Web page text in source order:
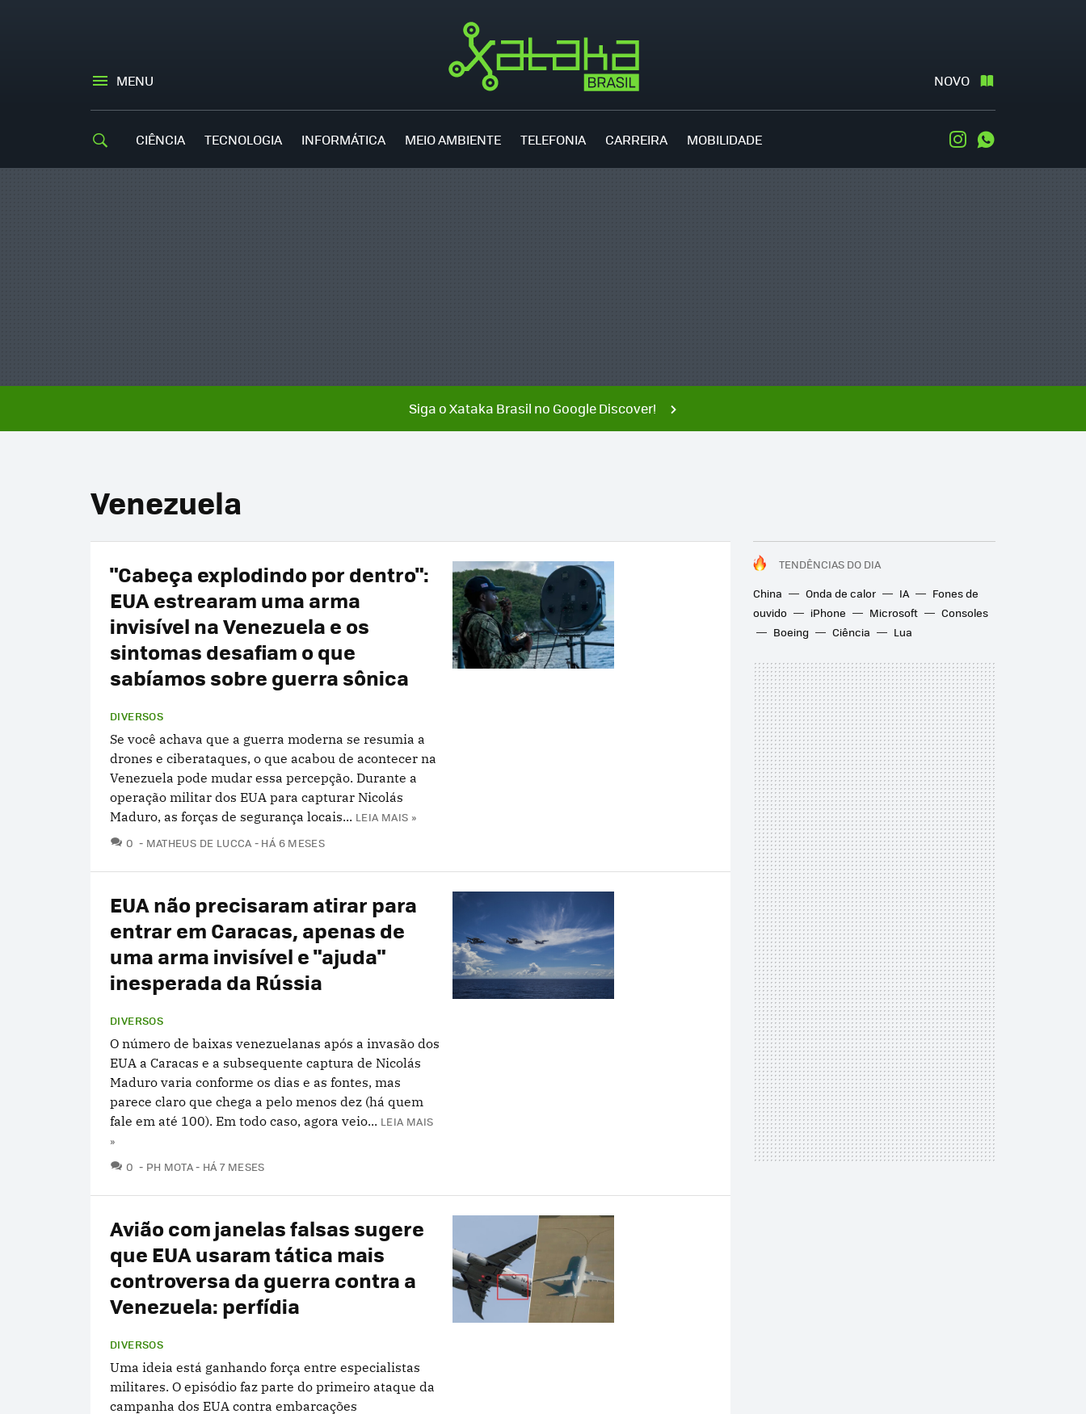
MENU NOVO
CIÊNCIA TECNOLOGIA INFORMÁTICA MEIO AMBIENTE TELEFONIA CARREIRA MOBILIDADE Instagram
Siga o Xataka Brasil no Google Discover!
Venezuela
TENDÊNCIAS DO DIA
China
Onda de calor IA
Fones de
ouvido
iPhone Microsoft
Consoles
Boeing
Ciência Lua
"Cabeça explodindo por dentro":
EUA estrearam uma arma
invisível na Venezuela e os
sintomas desafiam o que
sabíamos sobre guerra sônica
DIVERSOS
Se você achava que a guerra moderna se resumia a
drones e ciberataques, o que acabou de acontecer na
Venezuela pode mudar essa percepção. Durante a
operação militar dos EUA para capturar Nicolás
Maduro, as forças de segurança locais... LEIA MAIS »
0 COMENTÁRIOS
MATHEUS DE LUCCA HÁ 6 MESES
EUA não precisaram atirar para
entrar em Caracas, apenas de
uma arma invisível e "ajuda"
inesperada da Rússia
DIVERSOS
O número de baixas venezuelanas após a invasão dos
EUA a Caracas e a subsequente captura de Nicolás
Maduro varia conforme os dias e as fontes, mas
parece claro que chega a pelo menos dez (há quem
fale em até 100). Em todo caso, agora veio... LEIA MAIS
»
0 COMENTÁRIOS
PH MOTA HÁ 7 MESES
Avião com janelas falsas sugere
que EUA usaram tática mais
controversa da guerra contra a
Venezuela: perfídia
DIVERSOS
Uma ideia está ganhando força entre especialistas
militares. O episódio faz parte do primeiro ataque da
campanha dos EUA contra embarcações